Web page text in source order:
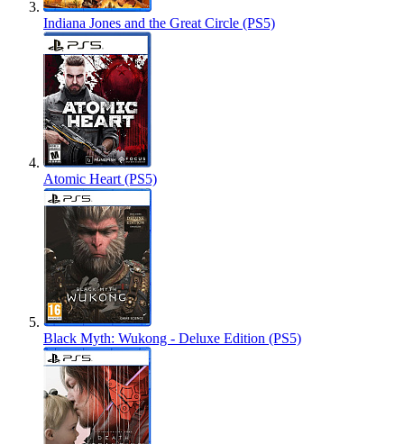
Indiana Jones and the Great Circle (PS5)
Atomic Heart (PS5)
Black Myth: Wukong - Deluxe Edition (PS5)